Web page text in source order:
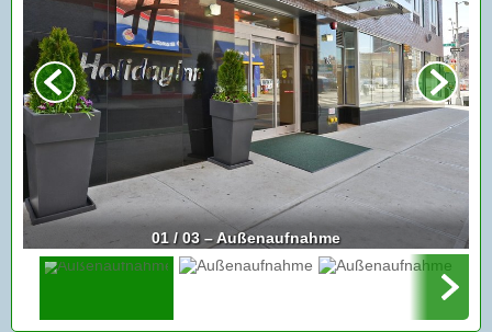
01 / 03 – Außenaufnahme